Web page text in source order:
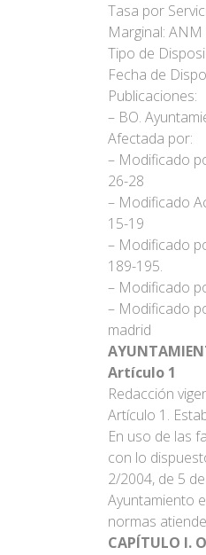
Tasa por
Marginal:
Tipo de
Fecha de
Publicaciones:
– BO.
Afectada por:
– Modificado
26-28
– Modificado
15-19
– Modificado
189-195.
– Modificado
– Modificado
madrid
Artículo 1
Redacción
Artículo 1.
En uso de las
con lo
2/2004, de 5
Ayuntamiento
normas
CAPÍTULO I.